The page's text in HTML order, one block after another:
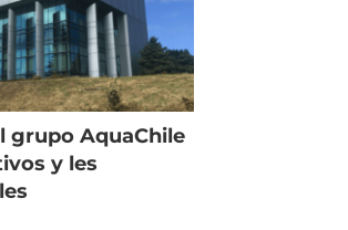
grupo AquaChile
y les